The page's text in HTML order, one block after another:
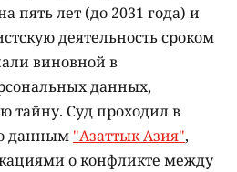
пять лет (до 2031 года) и
деятельность сроком
виновной в
данных,
тайну. Суд проходил в
данным "Азаттык Азия",
о конфликте между